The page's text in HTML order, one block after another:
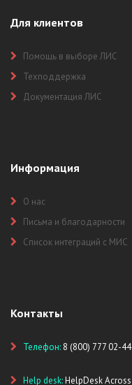
Для клиентов
Помощь в выборе ЛИС
Техподдержка
Документация ЛИС
Информация
О нас
Письма и благодарности
Список интеграций с МИС
Контакты
Телефон: 8 (800) 777 02-44
Help desk:HelpDesk Across